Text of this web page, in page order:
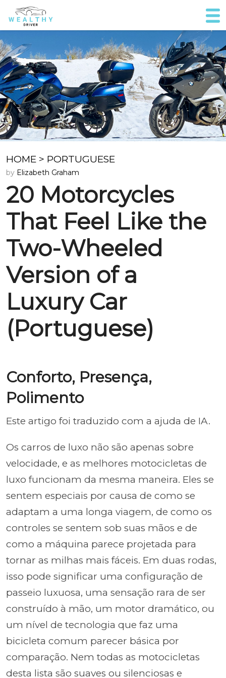
HOME > PORTUGUESE
by Elizabeth Graham
20 Motorcycles
That Feel Like the
Two-Wheeled
Version of a
Luxury Car
(Portuguese)
Conforto, Presença,
Polimento
Este artigo foi traduzido com a ajuda de IA.
Os carros de luxo não são apenas sobre
velocidade, e as melhores motocicletas de
luxo funcionam da mesma maneira. Eles se
sentem especiais por causa de como se
adaptam a uma longa viagem, de como os
controles se sentem sob suas mãos e de
como a máquina parece projetada para
tornar as milhas mais fáceis. Em duas rodas,
isso pode significar uma configuração de
passeio luxuosa, uma sensação rara de ser
construído à mão, um motor dramático, ou
um nível de tecnologia que faz uma
bicicleta comum parecer básica por
comparação. Nem todas as motocicletas
desta lista são suaves ou silenciosas e